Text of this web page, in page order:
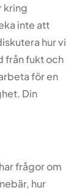
kring
inte att
hur vi
från fukt och
för en
Din
frågor om
hur